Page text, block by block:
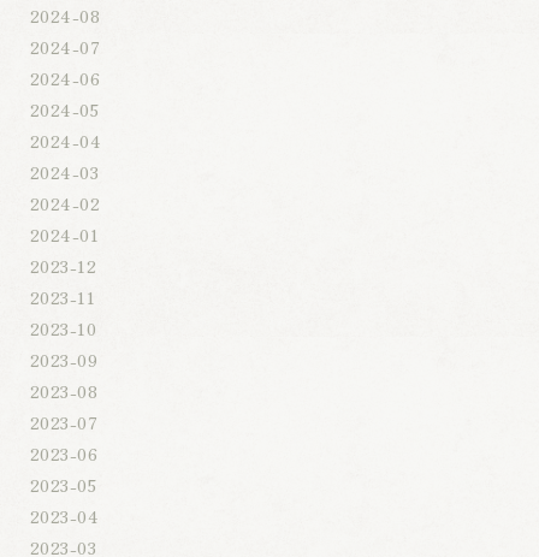
2024-08
2024-07
2024-06
2024-05
2024-04
2024-03
2024-02
2024-01
2023-12
2023-11
2023-10
2023-09
2023-08
2023-07
2023-06
2023-05
2023-04
2023-03